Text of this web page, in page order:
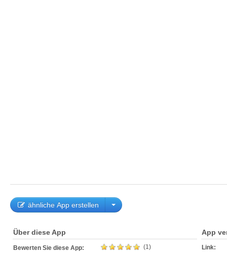
ähnliche App erstellen
Über diese App
Bewerten Sie diese App: (1)
App
Link: